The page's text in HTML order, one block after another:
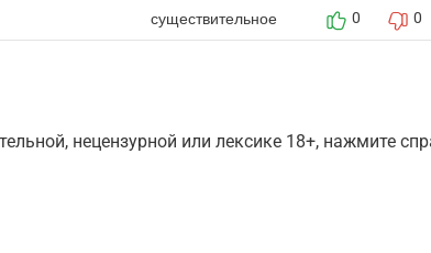
существительное 0 0
нецензурной или лексике 18+, нажмите